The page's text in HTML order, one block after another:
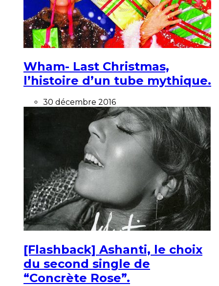
Wham- Last Christmas,
l’histoire d’un tube mythique.
30 décembre 2016
[Flashback] Ashanti, le choix
du second single de
“Concrète Rose”.